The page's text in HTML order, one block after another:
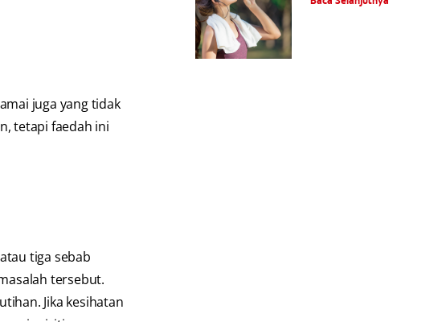
juga yang tidak
tetapi faedah ini
tiga sebab
tersebut.
Jika kesihatan